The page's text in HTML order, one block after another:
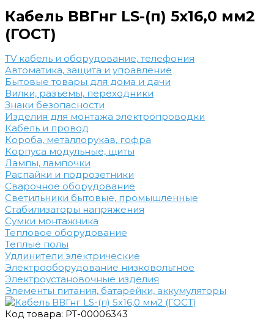
Кабель ВВГнг LS-(п) 5х16,0 мм2
(ГОСТ)
TV кабель и оборудование, телефония
Автоматика, защита и управление
Бытовые товары для дома и дачи
Вилки, разъемы, переходники
Знаки безопасности
Изделия для монтажа электропроводки
Кабель и провод
Короба, металлорукав, гофра
Корпуса модульные, щиты
Лампы, лампочки
Распайки и подрозетники
Сварочное оборудование
Светильники бытовые, промышленные
Стабилизаторы напряжения
Сумки монтажника
Тепловое оборудование
Теплые полы
Удлинители электрические
Электрооборудование низковольтное
Электроустановочные изделия
Элементы питания, батарейки, аккумуляторы
Код товара: РТ-00006343